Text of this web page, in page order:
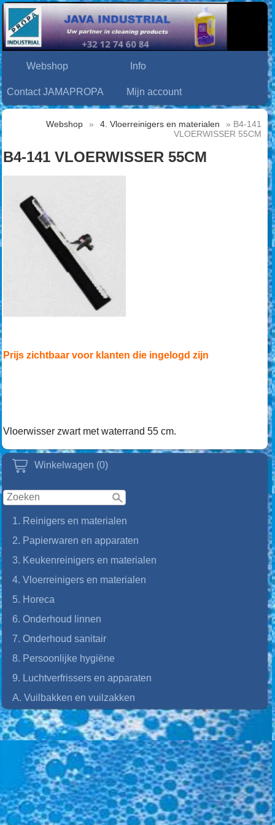
Webshop Info
Contact JAMAPROPA Mijn account
Winkelwagen (0)
1. Reinigers en materialen
2. Papierwaren en apparaten
3. Keukenreinigers en materialen
4. Vloerreinigers en materialen
5. Horeca
6. Onderhoud linnen
7. Onderhoud sanitair
8. Persoonlijke hygiëne
9. Luchtverfrissers en apparaten
A. Vuilbakken en vuilzakken
Webshop » 4. Vloerreinigers en materialen
» B4-141
VLOERWISSER 55CM
B4-141 VLOERWISSER 55CM
Prijs zichtbaar voor klanten die ingelogd zijn
Vloerwisser zwart met waterrand 55 cm.